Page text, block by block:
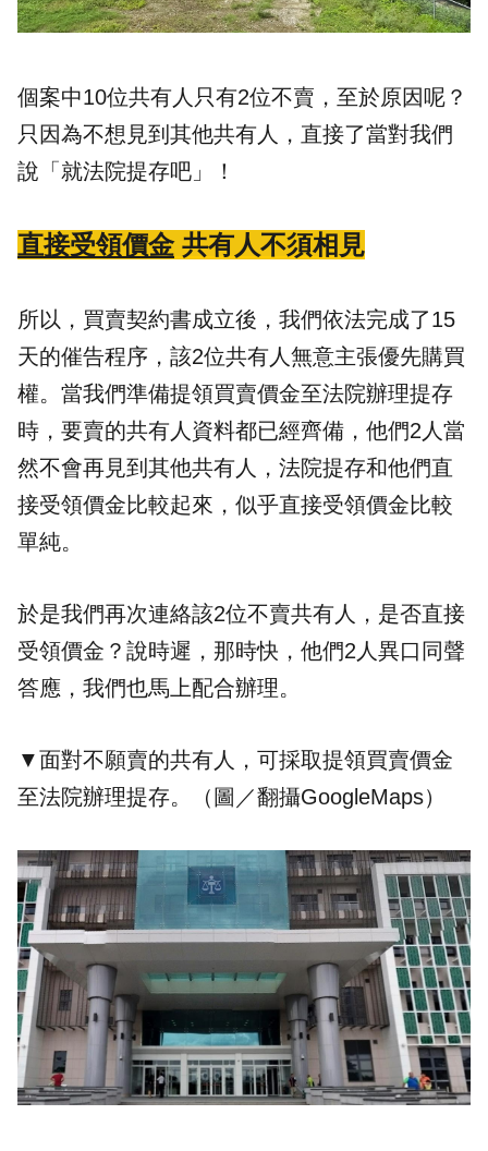
個案中10位共有人只有2位不賣，至於原因呢？
只因為不想見到其他共有人，直接了當對我們
說「就法院提存吧」！
直接受領價金共有人不須相見
所以，買賣契約書成立後，我們依法完成了15
天的催告程序，該2位共有人無意主張優先購買
權。當我們準備提領買賣價金至法院辦理提存
時，要賣的共有人資料都已經齊備，他們2人當
然不會再見到其他共有人，法院提存和他們直
接受領價金比較起來，似乎直接受領價金比較
單純。
於是我們再次連絡該2位不賣共有人，是否直接
受領價金？說時遲，那時快，他們2人異口同聲
答應，我們也馬上配合辦理。
▼面對不願賣的共有人，可採取提領買賣價金
至法院辦理提存。（圖／翻攝GoogleMaps）